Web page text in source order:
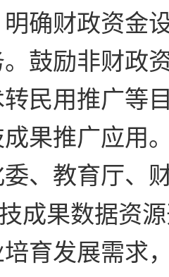
确财政资金
鼓励非财政
民用推广等
果推广应用
、教育厅、
成果数据资
育发展需求